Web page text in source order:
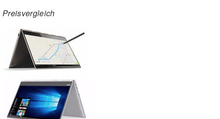
Preisvergleich